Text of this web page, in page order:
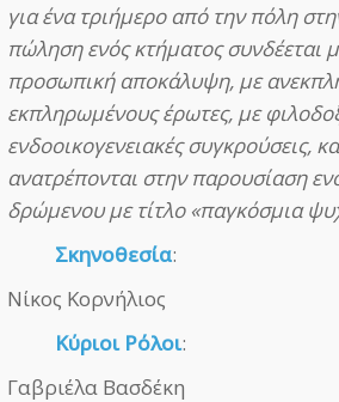
για ένα τριήμερο από την πόλη
πώληση ενός κτήματος συνδέεται
προσωπική αποκάλυψη, με
εκπληρωμένους έρωτες, με
ενδοοικογενειακές συγκρούσεις,
ανατρέπονται στην παρουσίαση
δρώμενου με τίτλο «παγκόσμια
Σκηνοθεσία:
Νίκος Κορνήλιος
Κύριοι Ρόλοι:
Γαβριέλα Βασδέκη